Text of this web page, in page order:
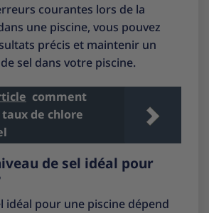
courantes lors de la
une piscine, vous pouvez
précis et maintenir un
sel dans votre piscine.
comment
de chlore
de sel idéal pour
idéal pour une piscine dépend